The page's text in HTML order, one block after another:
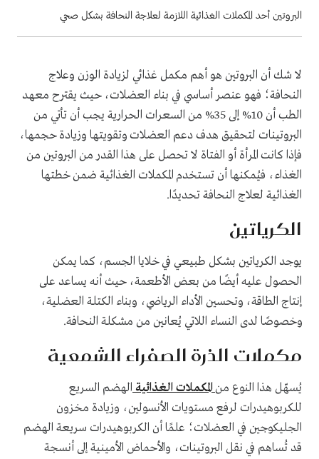
البروتين أحد المكملات الغذائية اللازمة لعلاجة النحافة بشكل صحي
لا شك أن البروتين هو أهم مكمل غذائي لزيادة الوزن وعلاج
النحافة؛ فهو عنصر أساسي في بناء العضلات، حيث يقترح معهد
الطب أن 10% إلى 35% من السعرات الحرارية يجب أن تأتي من
البروتينات لتحقيق هدف دعم العضلات وتقويتها وزيادة حجمها،
فإذا كانت المرأة أو الفتاة لا تحصل على هذا القدر من البروتين من
الغذاء، فيُمكنها أن تستخدم المكملات الغذائية ضمن خطتها
الغذائية لعلاج النحافة تحديدًا.
الكرياتين
يوجد الكرياتين بشكل طبيعي في خلايا الجسم، كما يمكن
الحصول عليه أيضًا من بعض الأطعمة، حيث أنه يساعد على
إنتاج الطاقة، وتحسين الأداء الرياضي، وبناء الكتلة العضلية،
وخصوصًا لدى النساء اللاتي يُعانين من مشكلة النحافة.
مكملات الذرة الصفراء الشمعية
يُسهّل هذا النوع منالمكملات الغذائية الهضم السريع
للكربوهيدرات لرفع مستويات الأنسولين، وزيادة مخزون
الجليكوجين في العضلات؛ علمًا أن الكربوهيدرات سريعة الهضم
قد تُساهم في نقل البروتينات، والأحماض الأمينية إلى أنسجة